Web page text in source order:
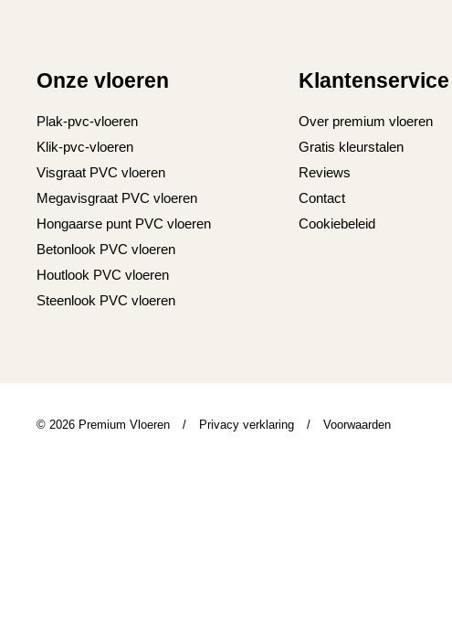
de
Onze vloeren
Plak-pvc-vloeren
Klik-pvc-vloeren
Visgraat PVC vloeren
Megavisgraat PVC vloeren
Hongaarse punt PVC vloeren
Betonlook PVC vloeren
Houtlook PVC vloeren
Steenlook PVC vloeren
Klantenservice
Over premium vloeren
Gratis kleurstalen
Reviews
Contact
Cookiebeleid
© 2026 Premium Vloeren / Privacy verklaring / Voorwaarden